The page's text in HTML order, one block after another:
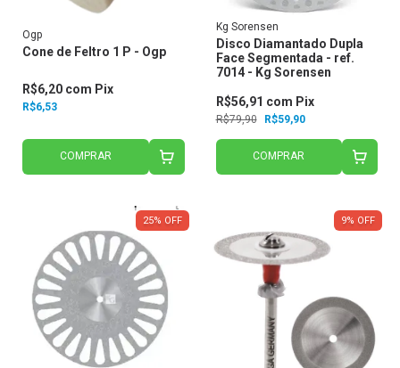
Ogp
Cone de Feltro 1 P - Ogp
R$6,53
R$6,20 com Pix
COMPRAR
Kg Sorensen
Disco Diamantado Dupla
Face Segmentada - ref.
7014 - Kg Sorensen
R$79,90 R$59,90
R$56,91 com Pix
COMPRAR
25% OFF 9% OFF